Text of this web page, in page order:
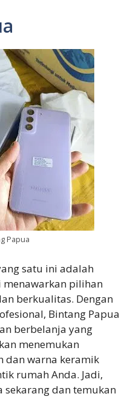
Papua
satu ini adalah
menawarkan pilihan
berkualitas. Dengan
Bintang Papua
berbelanja yang
menemukan
dan warna keramik
rumah Anda. Jadi,
sekarang dan temukan